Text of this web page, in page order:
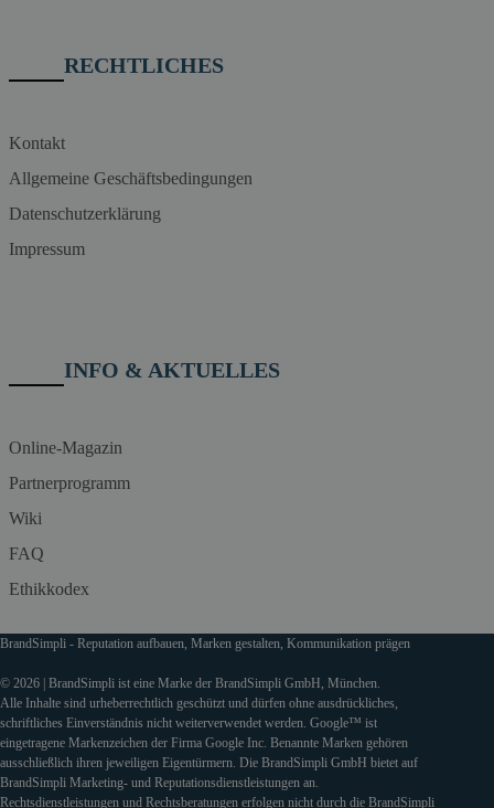
RECHTLICHES
Kontakt
Allgemeine Geschäftsbedingungen
Datenschutzerklärung
Impressum
INFO & AKTUELLES
Online-Magazin
Partnerprogramm
Wiki
FAQ
Ethikkodex
BrandSimpli - Reputation aufbauen, Marken gestalten, Kommunikation prägen
© 2026 | BrandSimpli ist eine Marke der BrandSimpli GmbH, München.
Alle Inhalte sind urheberrechtlich geschützt und dürfen ohne ausdrückliches,
schriftliches Einverständnis nicht weiterverwendet werden. Google™ ist
eingetragene Markenzeichen der Firma Google Inc. Benannte Marken gehören
ausschließlich ihren jeweiligen Eigentürmern. Die BrandSimpli GmbH bietet auf
BrandSimpli Marketing- und Reputationsdienstleistungen an.
Rechtsdienstleistungen und Rechtsberatungen erfolgen nicht durch die BrandSimpli